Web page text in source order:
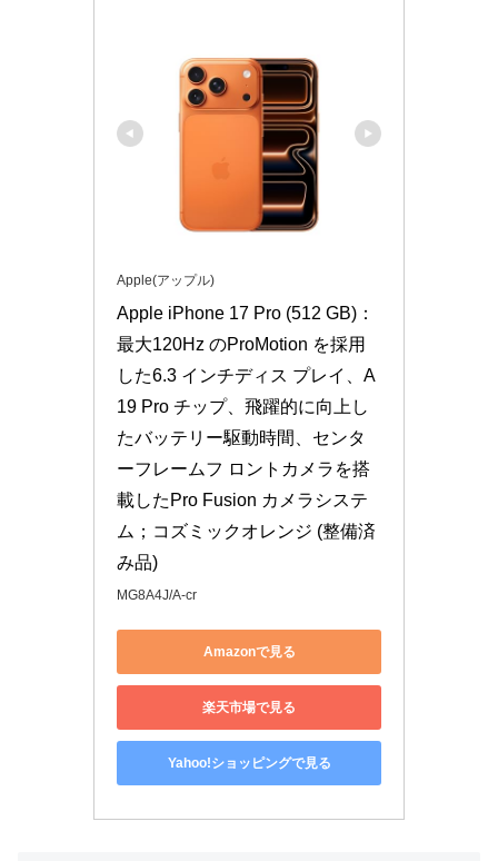
Apple(アップル)
Apple iPhone 17 Pro (512 GB)：
最大120Hz のProMotion を採用
した6.3 インチディス プレイ、A
19 Pro チップ、飛躍的に向上し
たバッテリー駆動時間、センタ
ーフレームフ ロントカメラを搭
載したPro Fusion カメラシステ
ム；コズミックオレンジ (整備済
み品)
MG8A4J/A-cr
Amazonで見る
楽天市場で見る
Yahoo!ショッピングで見る